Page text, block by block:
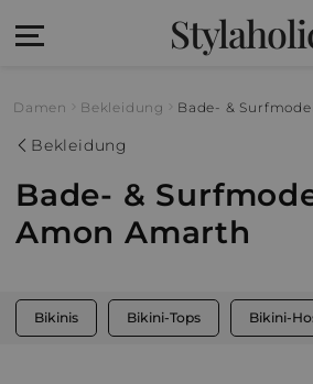
Damen Bekleidung Bade- & Surfmode
Bekleidung
Bade- &
Amon Amarth
Bikinis Bikini-Tops Bikini-